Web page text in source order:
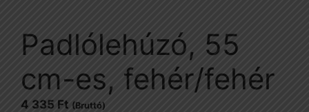
Padlólehúzó, 55
cm-es, fehér/fehér
4 335 Ft (Bruttó)